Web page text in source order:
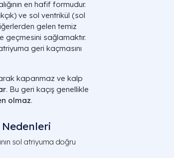
en hafif formudur.
ve sol ventrikül (sol
gelen temiz
geçmesini sağlamaktır.
geri kaçmasını
kapanmaz ve kalp
. Bu geri kaçış genellikle
olmaz.
sol atriyuma doğru